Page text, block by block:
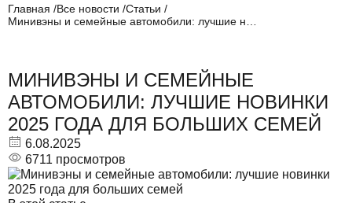
нами по официальнымконтактам
и на сайте
Главная Все новости Статьи
МИНИВЭНЫ И СЕМЕЙНЫЕ
АВТОМОБИЛИ: ЛУЧШИЕ НОВИНКИ
2025 ГОДА ДЛЯ БОЛЬШИХ СЕМЕЙ
6.08.2025
6711 просмотров